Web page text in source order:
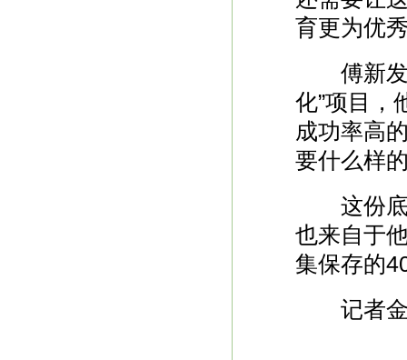
育更为优
傅新发
化”项目，
成功率高
要什么样
这份底
也来自于
集保存的
记者金